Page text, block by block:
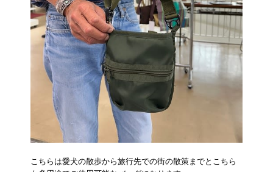
こちらは愛犬の散歩から旅行先での街の散策までとこちら